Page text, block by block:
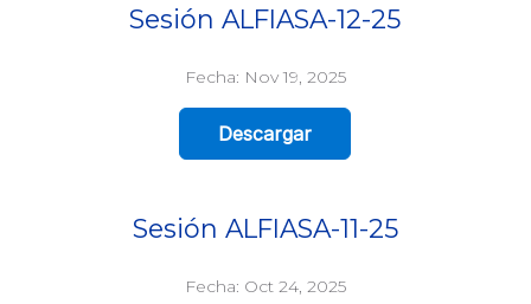
Sesión ALFIASA-12-25
Fecha: Nov 19, 2025
Descargar
Sesión ALFIASA-11-25
Fecha: Oct 24, 2025